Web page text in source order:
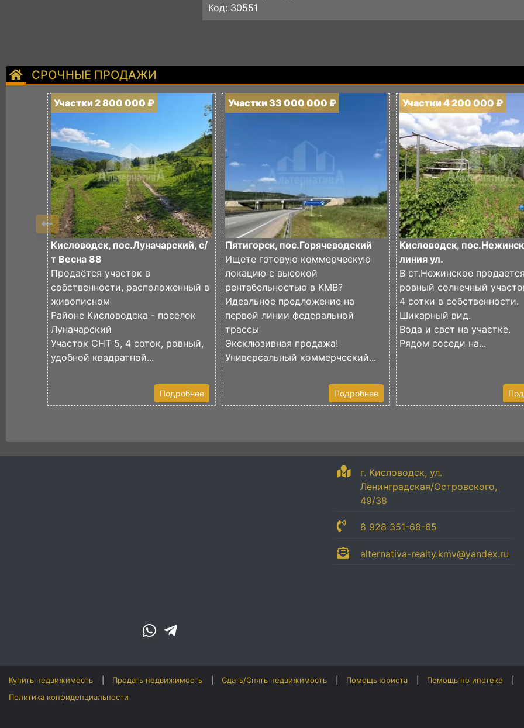
Код: 30551
СРОЧНЫЕ ПРОДАЖИ
Участки 2 800 000 ₽
Кисловодск, пос.Луначарский, с/
т Весна 88
Продаётся участок в
собственности, расположенный в
живописном
Районе Кисловодска - поселок
Луначарский
Участок СНТ 5, 4 соток, ровный,
удобной квадратной...
Подробнее
Участки 33 000 000 ₽
Пятигорск, пос.Горячеводский
Ищете готовую коммерческую
локацию с высокой
рентабельностью в КМВ?
Идеальное предложение на
первой линии федеральной
трассы
Эксклюзивная продажа!
Универсальный коммерческий...
Подробнее
Участки 4 200 000 ₽
Кисловодск,
линия ул.
В ст.Нежинское продается
ровный солнечный
4 сотки в собственности.
Шикарный вид.
Вода и свет на участке.
Рядом соседи на...
г. Кисловодск, ул.
Ленинградская/Островского,
49/38
8 928 351-68-65
alternativa-realty.kmv@yandex.ru
Купить недвижимость Продать недвижимость Сдать/Снять недвижимость Помощь юриста
Помощь по ипотеке
Политика конфиденциальности